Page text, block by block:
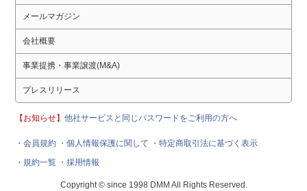
メールマガジン
会社概要
事業提携・事業譲渡(M&A)
プレスリリース
【お知らせ】他社サービスと同じパスワードをご利用の方へ
・会員規約 ・個人情報保護に関して
・特定商取引法に基づく表示
・規約一覧 ・採用情報
Copyright © since 1998 DMM All Rights Reserved.